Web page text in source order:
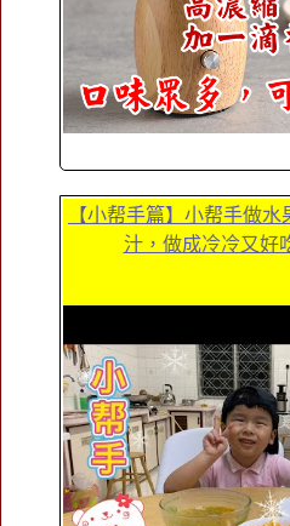
【小帮手篇】小帮手做
汁，做成冷冷又